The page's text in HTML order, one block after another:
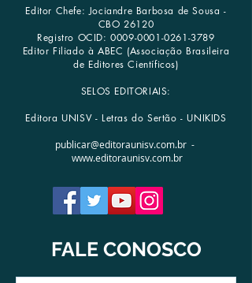
Editor Chefe: Jociandre Barbosa de Sousa -
CBO 26120
Registro OCID:0009-0001-0261-3789
Editor Filiado à ABEC (Associação Brasileira
de Editores Científicos)
SELOS EDITORIAIS:
Editora UNISV - Letras do Sertão - UNIKIDS
publicar@editoraunisv.com.br -
www.editoraunisv.com.br
FALE CONOSCO